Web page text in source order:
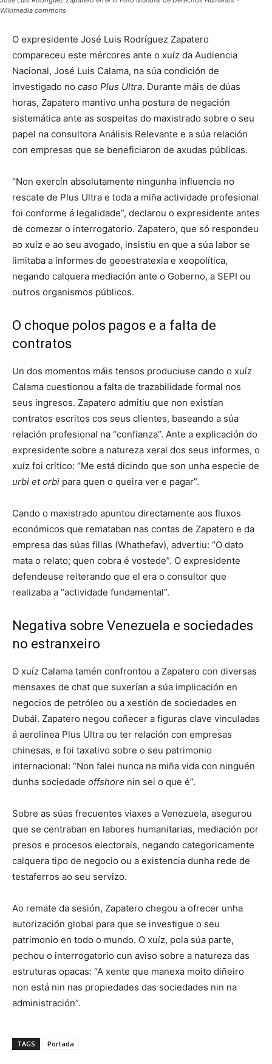
Wikimedia commons
O expresidente José Luis Rodríguez Zapatero
compareceu este mércores ante o xuíz da Audiencia
Nacional, José Luis Calama, na súa condición de
investigado no caso Plus Ultra. Durante máis de dúas
horas, Zapatero mantivo unha postura de negación
sistemática ante as sospeitas do maxistrado sobre o seu
papel na consultora Análisis Relevante e a súa relación
con empresas que se beneficiaron de axudas públicas.
“Non exercín absolutamente ningunha influencia no
rescate de Plus Ultra e toda a miña actividade profesional
foi conforme á legalidade”, declarou o expresidente antes
de comezar o interrogatorio. Zapatero, que só respondeu
ao xuíz e ao seu avogado, insistiu en que a súa labor se
limitaba a informes de geoestratexia e xeopolítica,
negando calquera mediación ante o Goberno, a SEPI ou
outros organismos públicos.
O choque polos pagos e a falta de
contratos
Un dos momentos máis tensos produciuse cando o xuíz
Calama cuestionou a falta de trazabilidade formal nos
seus ingresos. Zapatero admitiu que non existían
contratos escritos cos seus clientes, baseando a súa
relación profesional na “confianza”. Ante a explicación do
expresidente sobre a natureza xeral dos seus informes, o
xuíz foi crítico: “Me está dicindo que son unha especie de
urbi et orbi para quen o queira ver e pagar”.
Cando o maxistrado apuntou directamente aos fluxos
económicos que remataban nas contas de Zapatero e da
empresa das súas fillas (Whathefav), advertiu: “O dato
mata o relato; quen cobra é vostede”. O expresidente
defendeuse reiterando que el era o consultor que
realizaba a “actividade fundamental”.
Negativa sobre Venezuela e sociedades
no estranxeiro
O xuíz Calama tamén confrontou a Zapatero con diversas
mensaxes de chat que suxerían a súa implicación en
negocios de petróleo ou a xestión de sociedades en
Dubái. Zapatero negou coñecer a figuras clave vinculadas
á aerolínea Plus Ultra ou ter relación con empresas
chinesas, e foi taxativo sobre o seu patrimonio
internacional: “Non falei nunca na miña vida con ninguén
dunha sociedade offshore nin sei o que é”.
Sobre as súas frecuentes viaxes a Venezuela, asegurou
que se centraban en labores humanitarias, mediación por
presos e procesos electorais, negando categoricamente
calquera tipo de negocio ou a existencia dunha rede de
testaferros ao seu servizo.
Ao remate da sesión, Zapatero chegou a ofrecer unha
autorización global para que se investigue o seu
patrimonio en todo o mundo. O xuíz, pola súa parte,
pechou o interrogatorio cun aviso sobre a natureza das
estruturas opacas: “A xente que manexa moito diñeiro
non está nin nas propiedades das sociedades nin na
administración”.
TAGS Portada